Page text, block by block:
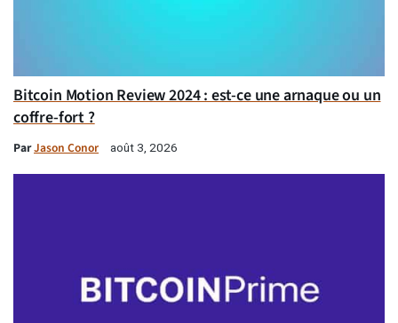
Bitcoin Motion Review 2024 : est-ce une arnaque ou un
coffre-fort ?
ParJason Conor août 3, 2026